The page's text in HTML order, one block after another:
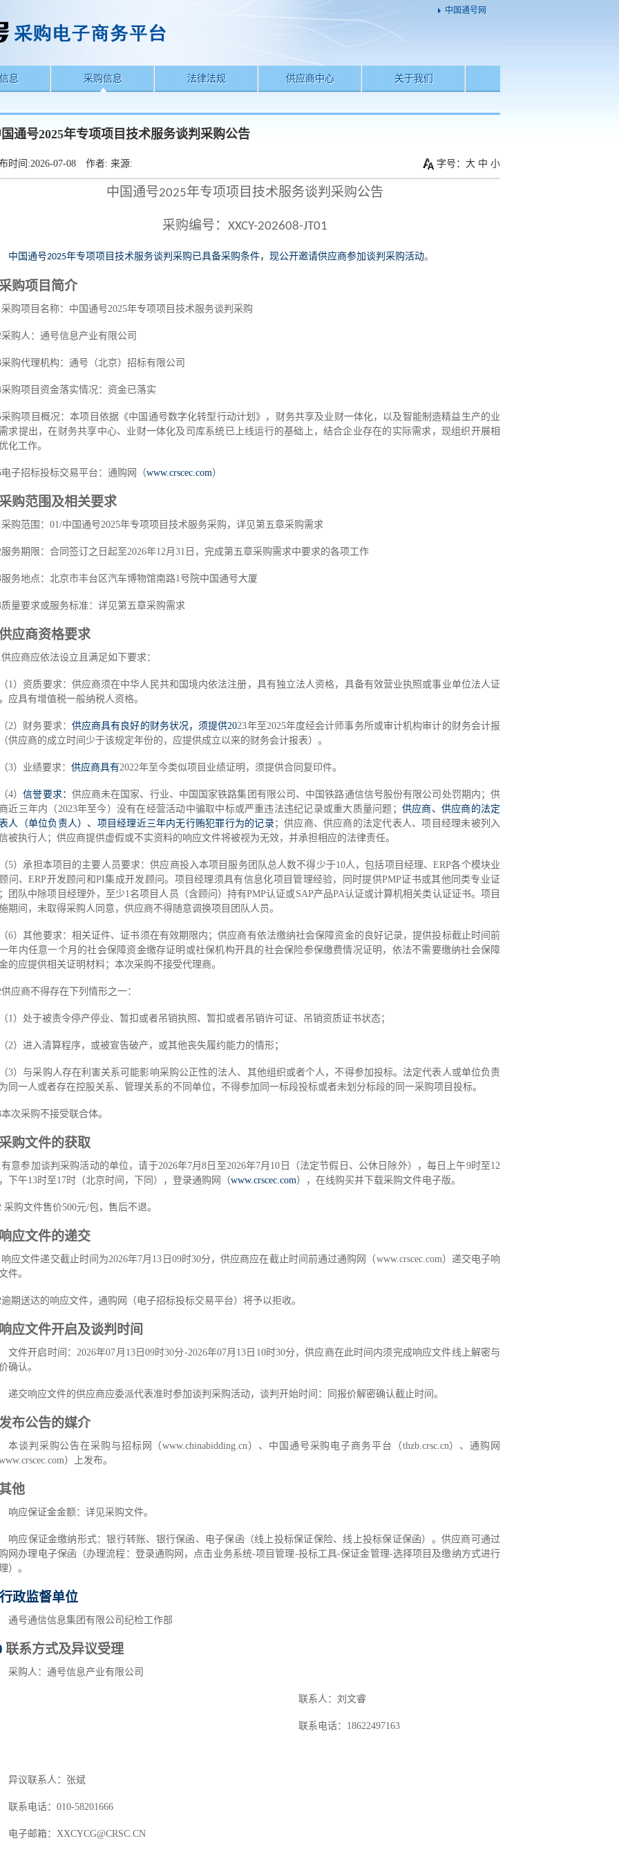
中国通号网
息 采购信息 法律法规 供应商中心 关于我们
通号2025年专项项目技术服务谈判采购公告
时间:2026-07-08 作者: 来源: 字号： 大 中 小
中国通号2025年专项项目技术服务谈判采购公告
采购编号： XXCY-202608-JT01
中国通号2025年专项项目技术服务谈判采购已具备采购条件，现公开邀请供应商参加谈判采购活动。
采购项目简介
采购项目名称：中国通号2025年专项项目技术服务谈判采购
采购人：通号信息产业有限公司
采购代理机构：通号（北京）招标有限公司
采购项目资金落实情况：资金已落实
采购项目概况：本项目依据《中国通号数字化转型行动计划》，财务共享及业财一体化，以及智能制造精益生产的业
求提出，在财务共享中心、业财一体化及司库系统已上线运行的基础上，结合企业存在的实际需求，现组织开展相
化工作。
电子招标投标交易平台：通购网（www.crscec.com）
采购范围及相关要求
采购范围： 01/中国通号2025年专项项目技术服务采购 ， 详见第五章采购需求
服务期限： 合同签订之日起至2026年12月 31 日，完成第五章采购需求中要求的各项工作
服务地点：北京市丰台区汽车博物馆南路1号院中国通号大厦
质量要求或服务标准： 详见第五章采购需求
应商资格要求
供应商应依法设立且满足如下要求：
（1）资质要求：供应商须在中华人民共和国境内依法注册，具有独立法人资格，具备有效营业执照或事业单位法人证
应具有增值税一般纳税人资格。
（2）财务要求： 供应商具有良好的财务状况，须提供2023年至2025年度经会计师事务所或审计机构审计的财务会计报
（供应商的成立时间少于该规定年份的，应提供成立以来的财务会计报表）。
（3）业绩要求： 供应商具有2022年至今类似项目业绩证明 ，须提供合同复印件。
（4）信誉要求： 供应商未在国家、行业、中国国家铁路集团有限公司、中国铁路通信信号股份有限公司处罚期内；供
近三年内（2023年至今）没有在经营活动中骗取中标或严重违法违纪记录或重大质量问题； 供应商、供应商的法定
人（单位负责人）、项目经理近三年内无行贿犯罪行为的记录；供应商、供应商的法定代表人、项目经理未被列入
被执行人；供应商提供虚假或不实资料的响应文件将被视为无效，并承担相应的法律责任。
（5）承担本项目的主要人员要求：供应商投入本项目服务团队总人数不得少于10人 ，包括项目经理、ERP各个模块业
问、ERP开发顾问和PI集成开发顾问。 项目经理 须具有信息化项目管理经验，同时提供PMP证书或其他同类专业证
；团队中除项目经理外， 至少1名项目人员 （含顾问）持有PMP认证或SAP产品PA认证或计算机相关类认证证书。项目
期间，未取得采购人同意，供应商不得随意调换项目团队人员。
（6）其他要求： 相 关证件、证书须在有效期限内 ；供应商有依法缴纳社会保障资金的良好记录，提供投标截止时间前
年内任意一个月的社会保障资金缴存证明或社保机构开具的社会保险参保缴费情况证明，依法不需要缴纳社会保障
的应提供相关证明材料； 本次采购不接受代理商。
供应商不得存在下列情形之一：
（1）处于被责令停产停业、暂扣或者吊销执照、暂扣或者吊销许可证、吊销资质证书状态；
（2）进入清算程序，或被宣告破产，或其他丧失履约能力的情形；
（3）与采购人存在利害关系可能影响采购公正性的法人、其他组织或者个人，不得参加投标。法定代表人或单位负责
同一人或者存在控股关系、管理关系的不同单位，不得参加同一标段投标或者未划分标段的同一采购项目投标。
本次采购不接受联合体。
采购文件的获取
有意参加谈判采购活动的单位，请于2026年7月8 日 至2026年7月 10 日（法定节假日、公休日除外） ，每日上午9时至12
下午13时至17时 （北京时间，下同），登录通购网 （www.crscec.com） ，在线购买并下载采购文件电子版。
采购文件售价500元/包，售后不退。
响应文件的递交
响应文件递交截止时间 为2026年7月 13 日 09时30分，供应商应在截止时间前通过通购网 （www.crscec.com） 递交电子响
件。
逾期送达的响应文件，通购网（电子招标投标交易平台）将予以拒收。
响应文件开启及谈判时间
文件开启时间：2026年07月 13日 09时30分-2026年07月 13 日 10时30分，供应商在此时间内须完成响应文件线上解密与
确认。
递交响应文件的供应商应委派代表准时参加谈判采购活动，谈判开始时间：同 报价解密确认截止时间。
布公告的媒介
本谈判采购公告在采购与招标网 （www.chinabidding.cn） 、中国通号采购电子商务平台 （thzb.crsc.cn） 、通购网
） 上发布。
其他
响应保证金金额：详见采购文件。
响应保证金缴纳形式：银行转账、银行保函、电子保函（线上投标保证保险、线上投标保证保函）。 供应商 可通过
网办理电子保函（办理流程：登录通购网，点击业务系统-项目管理-投标工具-保证金管理-选择项目及缴纳方式进行
）。
行政监督单位
通号通信信息集团有限公司纪检工作部
联系方式及异议受理
采购人：通号信息产业有限公司
联系人：刘文睿
联系电话： 18622497163
异议联系人：张斌
联系电话： 010-58201666
电子邮箱： XXCYCG@CRSC.CN